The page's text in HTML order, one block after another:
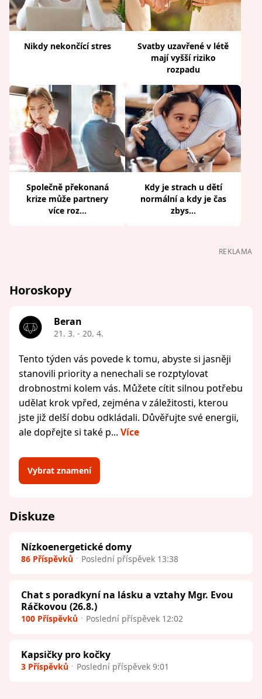
Nikdy nekončící stres
Svatby uzavřené v létě
mají vyšší riziko
rozpadu
Společně překonaná
krize může partnery
více roz...
Kdy je strach u dětí
normální a kdy je čas
zbys...
REKLAMA
Horoskopy
Beran
21. 3. - 20. 4.
Tento týden vás povede k tomu, abyste si jasněji
stanovili priority a nenechali se rozptylovat
drobnostmi kolem vás. Můžete cítit silnou potřebu
udělat krok vpřed, zejména v záležitosti, kterou
jste již delší dobu odkládali. Důvěřujte své energii,
ale dopřejte si také p... Více
Vybrat znamení
Diskuze
Nízkoenergetické domy
86 Příspěvků Poslední příspěvek 13:38
Chat s poradkyní na lásku a vztahy Mgr. Evou
Ráčkovou (26.8.)
100 Příspěvků Poslední příspěvek 12:02
Kapsičky pro kočky
3 Příspěvků Poslední příspěvek 9:01